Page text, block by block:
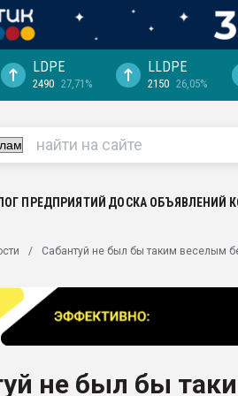
выходит на
рынке
LDPE
2490 27,71%
LLDPE
2150 26,05%
ПРЕДПРИЯТИЙ ДОСКА ОБЪЯВЛЕНИЙ
Сабантуй не был бы таким веселым
не был бы